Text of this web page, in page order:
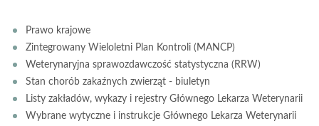
Prawo krajowe
Zintegrowany Wieloletni Plan Kontroli (MANCP)
Weterynaryjna sprawozdawczość statystyczna (RRW)
Stan chorób zakaźnych zwierząt - biuletyn
Listy zakładów, wykazy i rejestry Głównego Lekarza Weterynarii
Wybrane wytyczne i instrukcje Głównego Lekarza Weterynarii